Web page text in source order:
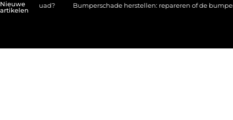
Nieuwe
artikelen
Bumperschade herstellen: repareren of de bumper